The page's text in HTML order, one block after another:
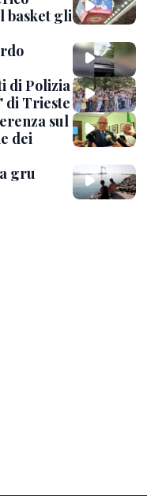
basket gli
di Polizia
di Trieste
sul
dei
gru